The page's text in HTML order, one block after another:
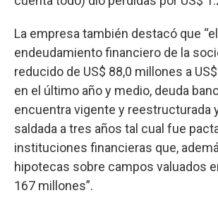
La empresa también destacó que
endeudamiento financiero de la
reducido de US$ 88,0 millones a
en el último año y medio, deuda
encuentra vigente y reestructurada
saldada a tres años tal cual fue
instituciones financieras que,
hipotecas sobre campos valuados
167 millones”.